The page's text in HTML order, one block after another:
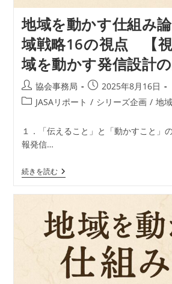
支
援
の
あ
り
方
と
は
地域を動かす仕組み
域戦略16の視点 【
域を動かす発信設計の
投
稿
協会事務局
投
稿
日:
2025年8月16日
投
カ
テ
ゴ
ー:
JASAリポート / シリーズ企画 / 地
１．「伝えること」と「動かすこと」
報発信…
続きを読む地
域
か
す
仕
組
論
―
JASA